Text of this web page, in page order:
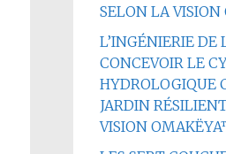
SELON LA
L’INGÉNIERIE DE
CONCEVOIR LE
HYDROLOGIQUE
JARDIN
VISION